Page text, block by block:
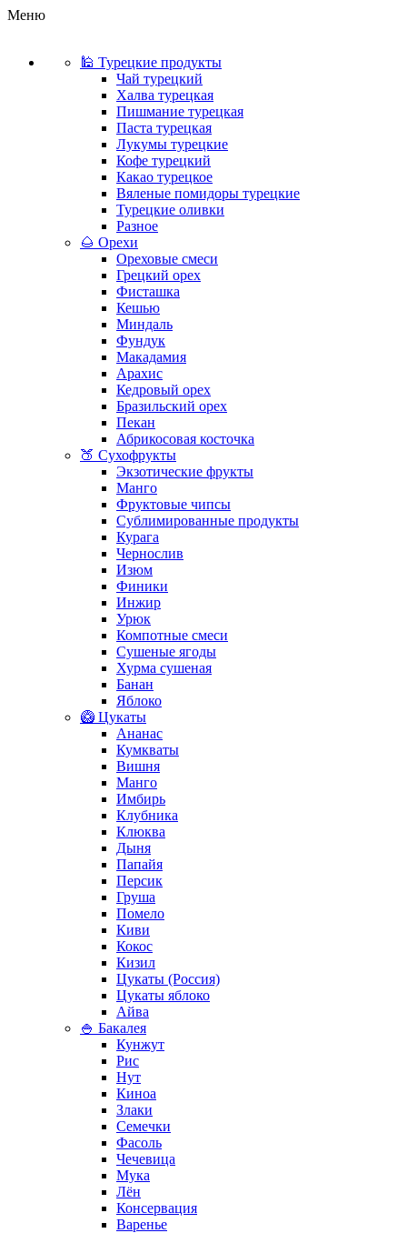
Меню
🕌 Турецкие продукты
Чай турецкий
Халва турецкая
Пишмание турецкая
Паста турецкая
Лукумы турецкие
Кофе турецкий
Какао турецкое
Вяленые помидоры турецкие
Турецкие оливки
Разное
🌰 Орехи
Ореховые смеси
Грецкий орех
Фисташка
Кешью
Миндаль
Фундук
Макадамия
Арахис
Кедровый орех
Бразильский орех
Пекан
Абрикосовая косточка
🍑 Сухофрукты
Экзотические фрукты
Манго
Фруктовые чипсы
Сублимированные продукты
Курага
Чернослив
Изюм
Финики
Инжир
Урюк
Компотные смеси
Сушеные ягоды
Хурма сушеная
Банан
Яблоко
🥝 Цукаты
Ананас
Кумкваты
Вишня
Манго
Имбирь
Клубника
Клюква
Дыня
Папайя
Персик
Груша
Помело
Киви
Кокос
Кизил
Цукаты (Россия)
Цукаты яблоко
Айва
🍚 Бакалея
Кунжут
Рис
Нут
Киноа
Злаки
Семечки
Фасоль
Чечевица
Мука
Лён
Консервация
Варенье